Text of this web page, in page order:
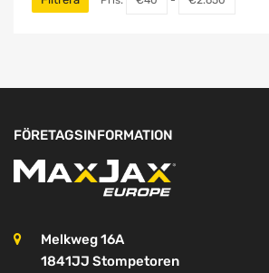
FÖRETAGSINFORMATION
Melkweg 16A
1841JJ Stompetoren